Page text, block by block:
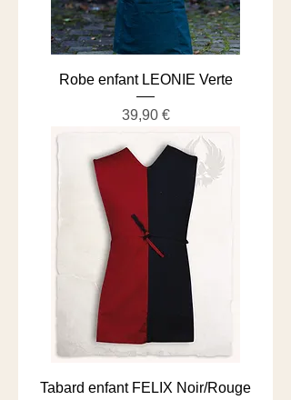
Robe enfant LEONIE Verte
Prix
39,90 €
Tabard enfant FELIX Noir/Rouge